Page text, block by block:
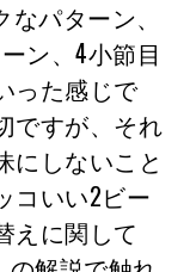
パターン、
ン、4小節目
った感じで
ですが、それ
にしないこと
コいい2ビー
えに関して